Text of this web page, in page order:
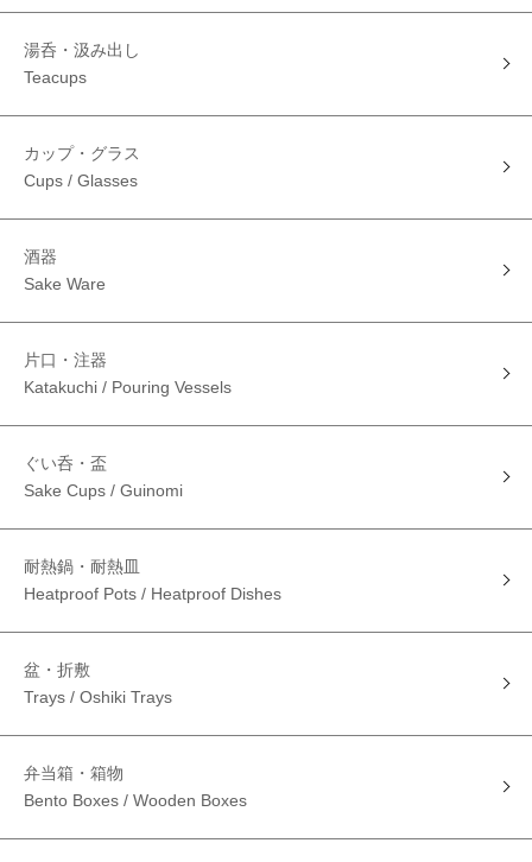
湯呑・汲み出し
Teacups
カップ・グラス
Cups / Glasses
酒器
Sake Ware
片口・注器
Katakuchi / Pouring Vessels
ぐい呑・盃
Sake Cups / Guinomi
耐熱鍋・耐熱皿
Heatproof Pots / Heatproof Dishes
盆・折敷
Trays / Oshiki Trays
弁当箱・箱物
Bento Boxes / Wooden Boxes